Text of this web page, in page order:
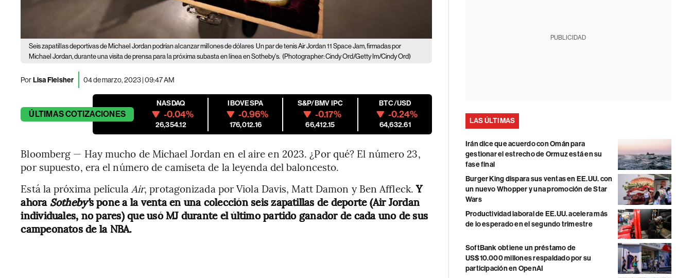
Seis zapatillas deportivas de Michael Jordan podrían alcanzar millones de dólares Un par de tenis Air Jordan 11 Space Jam, firmadas por
Michael Jordan, durante una visita de prensa para la próxima subasta en línea en Sotheby's. (Photographer: Cindy Ord/Getty Im/Cindy Ord)
PorLisa Fleisher 04 de marzo, 2023 | 09:47 AM
ÚLTIMASCOTIZACIONES
NASDAQ
-0.04%
26,354.12
IBOVESPA
-0.96%
176,012.16
S&P/BMV IPC
-0.17%
66,412.15
BTC/USD
-0.24%
64,632.61
Bloomberg — Hay mucho de Michael Jordan en el aire en 2023. ¿Por qué? El número 23,
por supuesto, era el número de camiseta de la leyenda del baloncesto.
Está la próxima película Air, protagonizada por Viola Davis, Matt Damon y Ben Affleck.Y
ahora Sotheby’s pone a la venta en una colección seis zapatillas de deporte (Air Jordan
individuales, no pares) que usó MJ durante el último partido ganador de cada uno de sus
campeonatos de la NBA.
PUBLICIDAD
LAS ÚLTIMAS
Irán dice que acuerdo con Omán para
gestionar el estrecho de Ormuz está en su
fase final
Burger King dispara sus ventas en EE.UU. con
un nuevo Whopper y una promoción de Star
Wars
Productividad laboral de EE.UU. acelera más
de lo esperado en el segundo trimestre
SoftBank obtiene un préstamo de
US$10.000 millones respaldado por su
participación en OpenAI